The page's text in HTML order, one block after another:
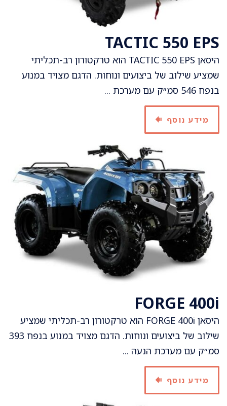
TACTIC 550 EPS
היסאן TACTIC 550 EPS הוא טרקטורון רב-תכליתי
שמציע שילוב של ביצועים ונוחות. הדגם מצויד במנוע
בנפח 546 סמ״ק עם מערכת ...
מידע נוסף
FORGE 400i
היסאן FORGE 400i הוא טרקטורון רב-תכליתי שמציע
שילוב של ביצועים ונוחות. הדגם מצויד במנוע בנפח 393
סמ״ק עם מערכת הנעה ...
מידע נוסף